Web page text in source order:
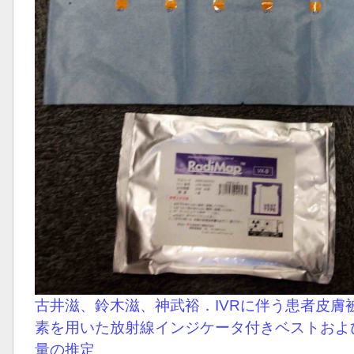
古井滋、鈴木滋、神武裕．IVRに伴う患者皮膚
素を用いた放射線インジケータ付きベストお
量の推定